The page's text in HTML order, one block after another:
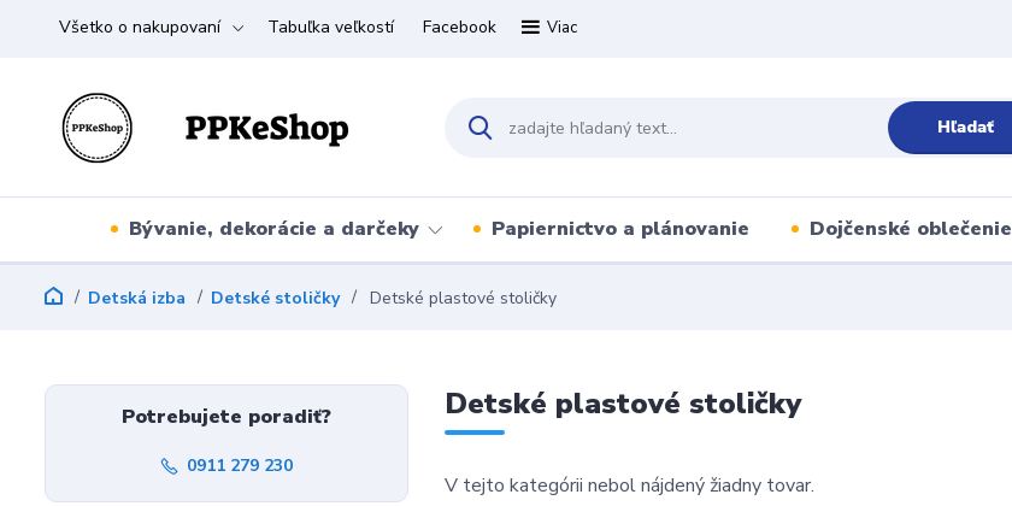
Všetko o nakupovaní Tabuľka veľkostí Facebook Viac
Hľadať
Bývanie, dekorácie a darčeky Papiernictvo a plánovanie Dojčenské oblečenie
Detská izba Detské stoličky Detské plastové stoličky
Detské plastové stoličky
V tejto kategórii nebol nájdený žiadny tovar.
Potrebujete poradiť?
0911 279 230